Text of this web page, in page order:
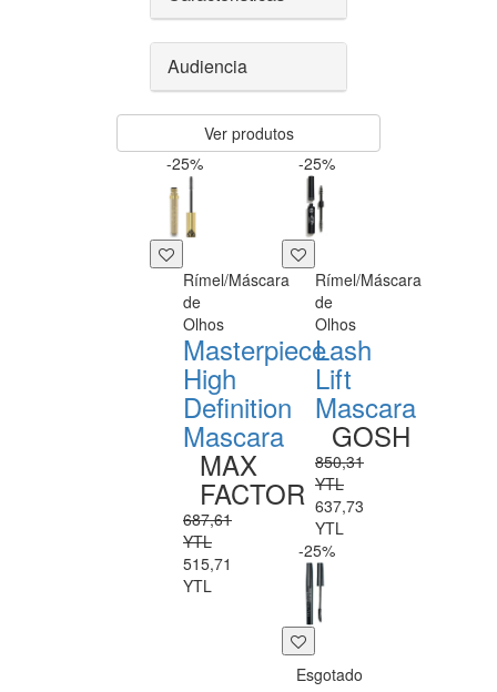
Audiencia
Ver produtos
-25%
Rímel/Máscara
de
Olhos
Masterpiece
High
Definition
Mascara
MAX
FACTOR
687,61
YTL
515,71
YTL
-25%
Rímel/Máscara
de
Olhos
Lash
Lift
Mascara
GOSH
850,31
YTL
637,73
YTL
-25%
Esgotado